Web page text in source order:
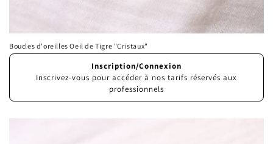
Boucles d'oreilles Oeil de Tigre "Cristaux"
Prix
habituel
Inscription/Connexion
Inscrivez-vous pour accéder à nos tarifs réservés aux
professionnels